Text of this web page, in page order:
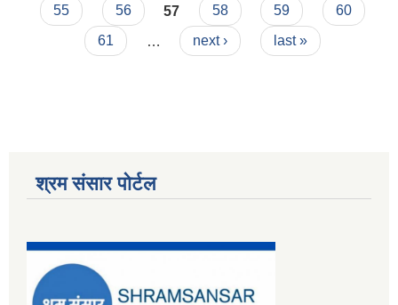
55
56 57 58 59
60
61
next › last »
श्रम संसार पोर्टल